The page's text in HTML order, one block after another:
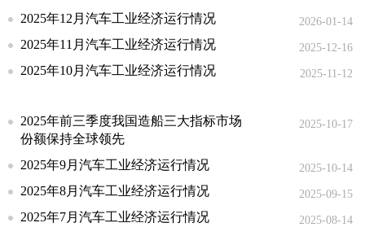
2025年12月汽车工业经济运行情况 2026-01-14
2025年11月汽车工业经济运行情况 2025-12-16
2025年10月汽车工业经济运行情况 2025-11-12
2025年前三季度我国造船三大指标市场
份额保持全球领先
2025-10-17
2025年9月汽车工业经济运行情况 2025-10-14
2025年8月汽车工业经济运行情况 2025-09-15
2025年7月汽车工业经济运行情况 2025-08-14